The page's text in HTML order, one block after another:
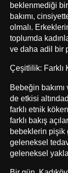
beklenmediği
bakımı,
olmalı.
toplumda
ve daha adil bir
Çeşitlilik: Farklı
Bebeğin
de etkisi
farklı etnik
farklı bakış
bebeklerin pişik
geleneksel
geleneksel